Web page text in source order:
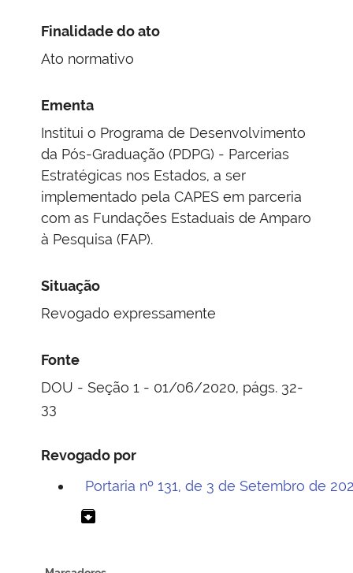
Finalidade do ato
Ato normativo
Ementa
Institui o Programa de Desenvolvimento
da Pós-Graduação (PDPG) - Parcerias
Estratégicas nos Estados, a ser
implementado pela CAPES em parceria
com as Fundações Estaduais de Amparo
à Pesquisa (FAP).
Situação
Revogado expressamente
Fonte
DOU - Seção 1 - 01/06/2020, págs. 32-
33
Revogado por
Portaria nº 131, de 3 de Setembro de
archive